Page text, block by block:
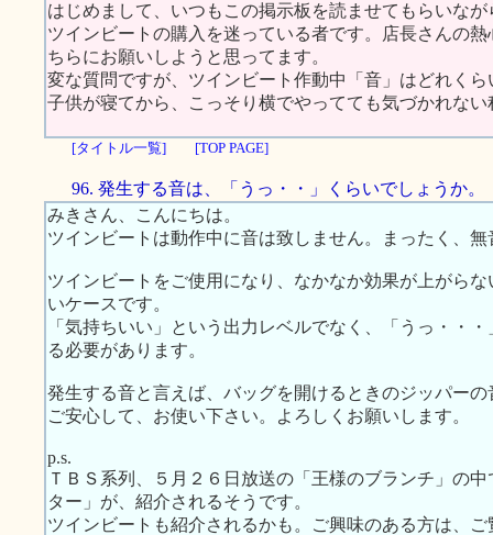
はじめまして、いつもこの掲示板を読ませてもらいなが
ツインビートの購入を迷っている者です。店長さんの
ちらにお願いしようと思ってます。
変な質問ですが、ツインビート作動中「音」はどれく
子供が寝てから、こっそり横でやってても気づかれな
[タイトル一覧] [TOP PAGE]
96. 発生する音は、「うっ・・」くらいでしょうか。
みきさん、こんにちは。
ツインビートは動作中に音は致しません。まったく、
ツインビートをご使用になり、なかなか効果が上がら
いケースです。
「気持ちいい」という出力レベルでなく、「うっ・・
る必要があります。
発生する音と言えば、バッグを開けるときのジッパー
ご安心して、お使い下さい。よろしくお願いします。
p.s.
ＴＢＳ系列、５月２６日放送の「王様のブランチ」の
ター」が、紹介されるそうです。
ツインビートも紹介されるかも。ご興味のある方は、ご